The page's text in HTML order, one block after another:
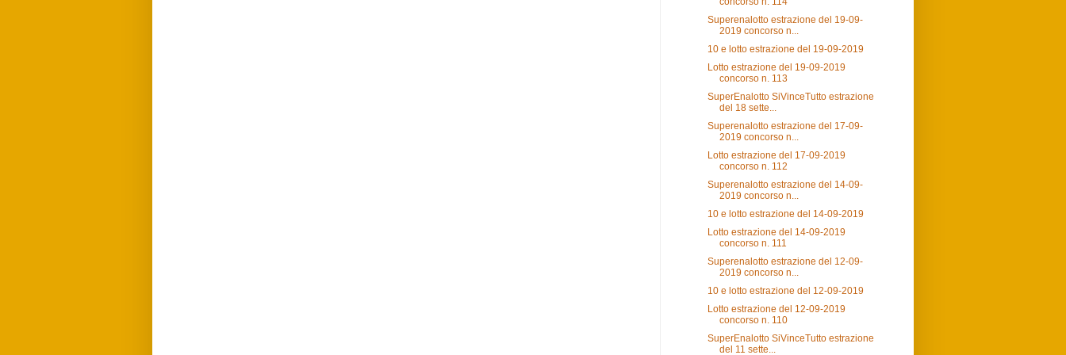
Superenalotto estrazione del 19-09-
2019 concorso n...
10 e lotto estrazione del 19-09-2019
Lotto estrazione del 19-09-2019
concorso n. 113
SuperEnalotto SiVinceTutto estrazione
del 18 sette...
Superenalotto estrazione del 17-09-
2019 concorso n...
Lotto estrazione del 17-09-2019
concorso n. 112
Superenalotto estrazione del 14-09-
2019 concorso n...
10 e lotto estrazione del 14-09-2019
Lotto estrazione del 14-09-2019
concorso n. 111
Superenalotto estrazione del 12-09-
2019 concorso n...
10 e lotto estrazione del 12-09-2019
Lotto estrazione del 12-09-2019
concorso n. 110
SuperEnalotto SiVinceTutto estrazione
del 11 sette...